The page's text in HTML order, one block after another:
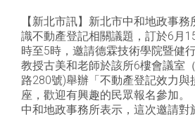
【新北市訊】新北市中和地政事
識不動產登記相關議題，訂於6月
時至5時，邀請德霖技術學院暨健
教授古美和老師於該所6樓會議室
路280號)舉辦「不動產登記效力與
座，歡迎有興趣的民眾報名參加。
中和地政事務所表示，這次邀請對